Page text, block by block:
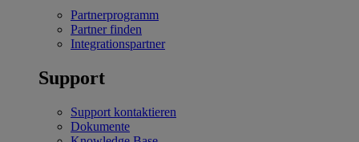
Partnerprogramm
Partner finden
Integrationspartner
Support
Support kontaktieren
Dokumente